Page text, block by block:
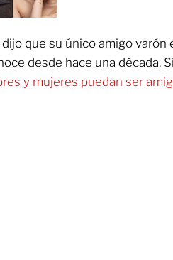
dijo que su único amigo varón
desde hace una década.
y mujeres puedan ser